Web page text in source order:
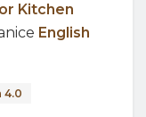
Kitchen
English
4.0